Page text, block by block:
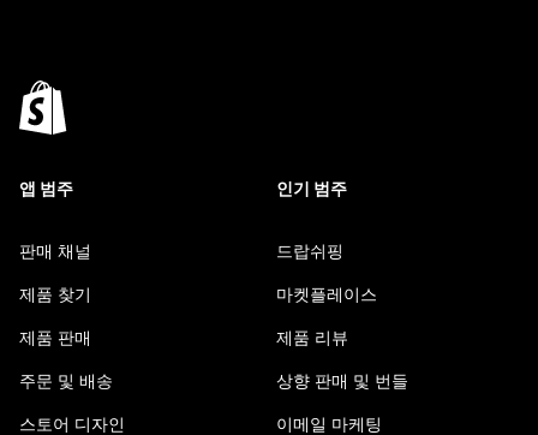
앱 범주
판매 채널
제품 찾기
제품 판매
주문 및 배송
스토어 디자인
인기 범주
드랍쉬핑
마켓플레이스
제품 리뷰
상향 판매 및 번들
이메일 마케팅